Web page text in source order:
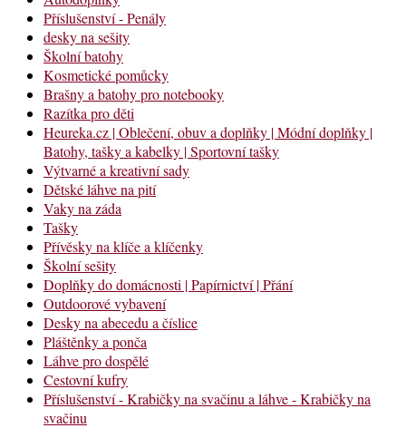
Příslušenství - Penály
desky na sešity
Školní batohy
Kosmetické pomůcky
Brašny a batohy pro notebooky
Razítka pro děti
Heureka.cz | Oblečení, obuv a doplňky | Módní doplňky |
Batohy, tašky a kabelky | Sportovní tašky
Výtvarné a kreativní sady
Dětské láhve na pití
Vaky na záda
Tašky
Přívěsky na klíče a klíčenky
Školní sešity
Doplňky do domácnosti | Papírnictví | Přání
Outdoorové vybavení
Desky na abecedu a číslice
Pláštěnky a ponča
Láhve pro dospělé
Cestovní kufry
Příslušenství - Krabičky na svačinu a láhve - Krabičky na
svačinu